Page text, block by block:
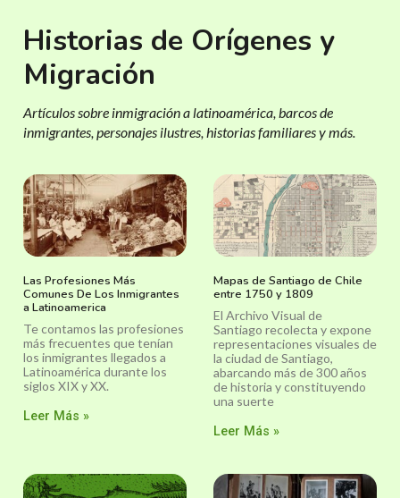
Historias de Orígenes y
Migración
Artículos sobre inmigración a latinoamérica, barcos de
inmigrantes, personajes ilustres, historias familiares y más.
Las Profesiones Más
Comunes De Los Inmigrantes
a Latinoamerica
Te contamos las profesiones
más frecuentes que tenían
los inmigrantes llegados a
Latinoamérica durante los
siglos XIX y XX.
Leer Más »
Mapas de Santiago de Chile
entre 1750 y 1809
El Archivo Visual de
Santiago recolecta y expone
representaciones visuales de
la ciudad de Santiago,
abarcando más de 300 años
de historia y constituyendo
una suerte
Leer Más »